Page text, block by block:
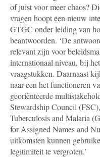
of juist voor meer chaos?
vragen hoopt een nieuw
GTGC onder leiding van
beantwoorden. ‘De
relevant zijn voor
internationaal niveau, bij
vraagstukken. Daarnaast
naar een het functioneren
georiënteerde
Stewardship Council
Tuberculosis and Malaria
for Assigned Names and
uitkomsten kunnen
legitimiteit te vergroten.’